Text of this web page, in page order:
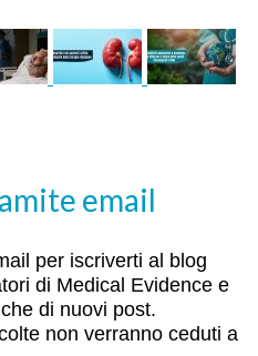
email
per iscriverti al blog
di Medical Evidence e
di nuovi post.
non verranno ceduti a